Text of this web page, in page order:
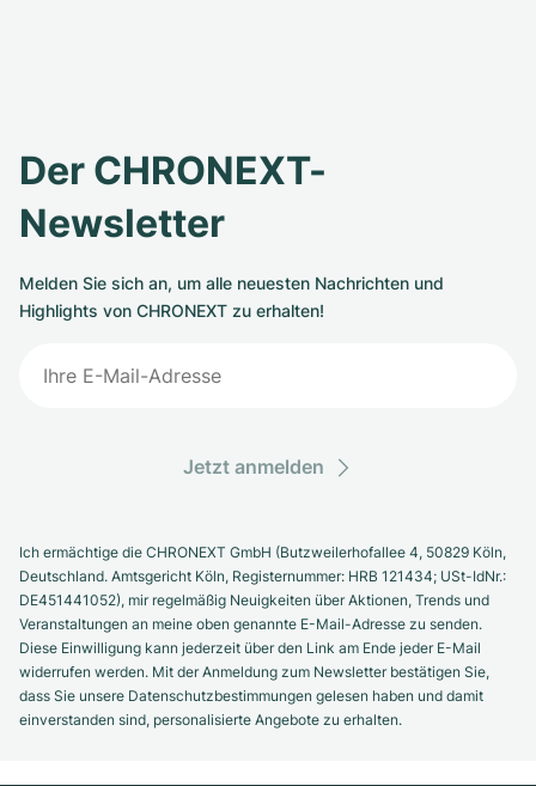
Der CHRONEXT-
Newsletter
Melden Sie sich an, um alle neuesten Nachrichten und
Highlights von CHRONEXT zu erhalten!
Jetzt anmelden
Ich ermächtige die CHRONEXT GmbH (Butzweilerhofallee 4, 50829 Köln,
Deutschland. Amtsgericht Köln, Registernummer: HRB 121434; USt-IdNr.:
DE451441052), mir regelmäßig Neuigkeiten über Aktionen, Trends und
Veranstaltungen an meine oben genannte E-Mail-Adresse zu senden.
Diese Einwilligung kann jederzeit über den Link am Ende jeder E-Mail
widerrufen werden. Mit der Anmeldung zum Newsletter bestätigen Sie,
dass Sie unsere Datenschutzbestimmungen gelesen haben und damit
einverstanden sind, personalisierte Angebote zu erhalten.